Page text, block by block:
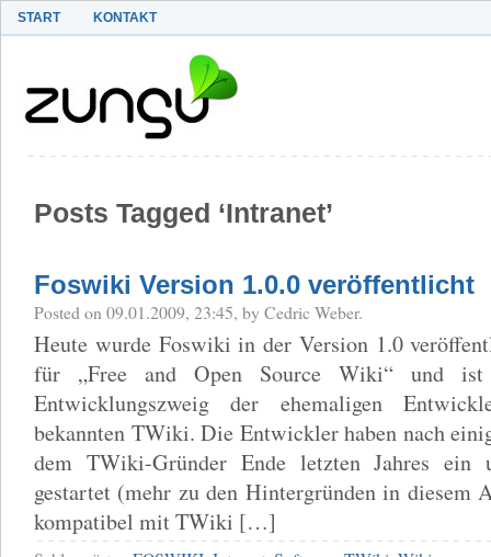
START KONTAKT
Posts Tagged ‘Intranet’
Foswiki Version 1.0.0 veröffentlicht
Posted on 09.01.2009, 23:45, by Cedric Weber.
Heute wurde Foswiki in der Version 1.0
für „Free and Open Source Wiki“ und ist
Entwicklungszweig der ehemaligen
bekannten TWiki. Die Entwickler haben nach
dem TWiki-Gründer Ende letzten Jahres ein
gestartet (mehr zu den Hintergründen in
kompatibel mit TWiki […]